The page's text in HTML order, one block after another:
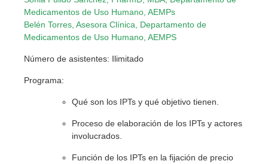
Medicamentos de Uso Humano, AEMPs
Belén Torres, Asesora Clínica, Departamento de
Medicamentos de Uso Humano, AEMPS
Número de asistentes: Ilimitado
Programa:
Qué son los IPTs y qué objetivo tienen.
Proceso de elaboración de los IPTs y actores
involucrados.
Función de los IPTs en la fijación de precio